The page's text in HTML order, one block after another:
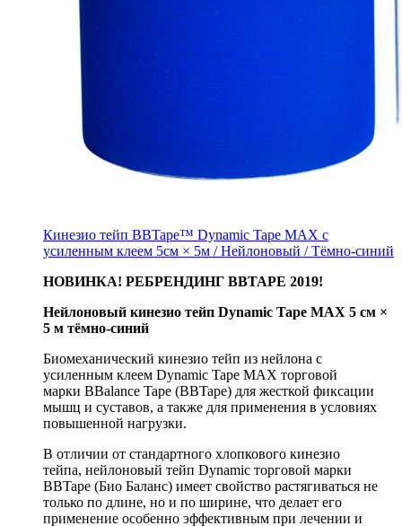
Кинезио тейп BBTape™ Dynamic Tape MAX с
усиленным клеем 5см × 5м / Нейлоновый / Тёмно-синий
НОВИНКА! РЕБРЕНДИНГ BBTAPE 2019!
Нейлоновый кинезио тейп Dynamic Tape MAX 5 см ×
5 м тёмно-синий
Биомеханический кинезио тейп из нейлона с
усиленным клеем Dynamic Tape MAX торговой
марки BBalance Tape (BBTape) для жесткой фиксации
мышц и суставов, а также для применения в условиях
повышенной нагрузки.
В отличии от стандартного хлопкового кинезио
тейпа, нейлоновый тейп Dynamic торговой марки
BBTape (Био Баланс) имеет свойство растягиваться не
только по длине, но и по ширине, что делает его
применение особенно эффективным при лечении и